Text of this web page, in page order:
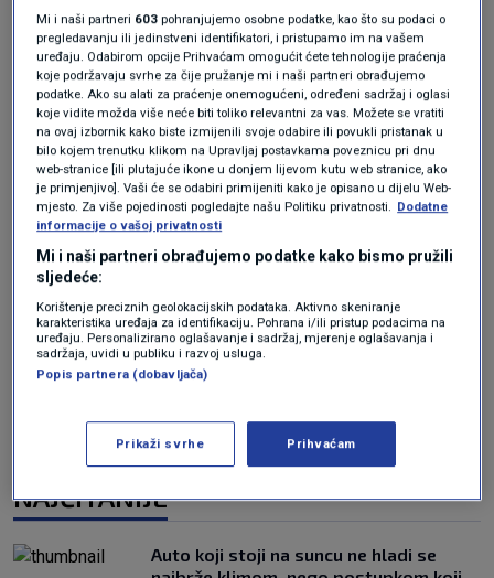
Oglas
Oglas
NAJČITANIJE
Auto koji stoji na suncu ne hladi se
Mi i naši partneri 603 pohranjujemo osobne podatke, kao što su podaci o
pregledavanju ili jedinstveni identifikatori, i pristupamo im na vašem
uređaju. Odabirom opcije Prihvaćam omogućit ćete tehnologije praćenja
koje podržavaju svrhe za čije pružanje mi i naši partneri obrađujemo
podatke. Ako su alati za praćenje onemogućeni, određeni sadržaj i oglasi
koje vidite možda više neće biti toliko relevantni za vas. Možete se vratiti
na ovaj izbornik kako biste izmijenili svoje odabire ili povukli pristanak u
bilo kojem trenutku klikom na Upravljaj postavkama poveznicu pri dnu
web-stranice [ili plutajuće ikone u donjem lijevom kutu web stranice, ako
je primjenjivo]. Vaši će se odabiri primijeniti kako je opisano u dijelu Web-
mjesto. Za više pojedinosti pogledajte našu Politiku privatnosti. Dodatne
informacije o vašoj privatnosti
Mi i naši partneri obrađujemo podatke kako bismo pružili
sljedeće:
Korištenje preciznih geolokacijskih podataka. Aktivno skeniranje
karakteristika uređaja za identifikaciju. Pohrana i/ili pristup podacima na
uređaju. Personalizirano oglašavanje i sadržaj, mjerenje oglašavanja i
sadržaja, uvidi u publiku i razvoj usluga.
Popis partnera (dobavljača)
Prikaži svrhe Prihvaćam